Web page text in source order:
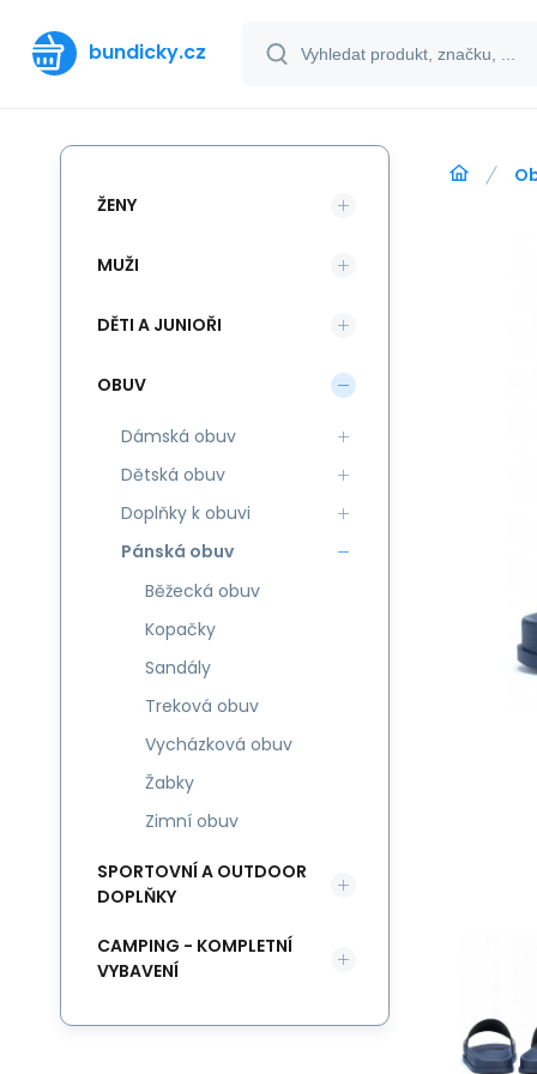
bundicky.cz
ŽENY
MUŽI
DĚTI A JUNIOŘI
OBUV
Dámská obuv
Dětská obuv
Doplňky k obuvi
Pánská obuv
Běžecká obuv
Kopačky
Sandály
Treková obuv
Vycházková obuv
Žabky
Zimní obuv
SPORTOVNÍ A OUTDOOR
DOPLŇKY
CAMPING - KOMPLETNÍ
VYBAVENÍ